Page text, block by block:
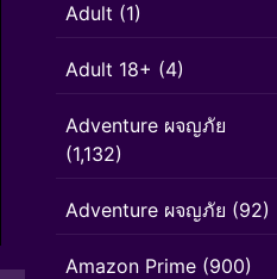
Adult (1)
Adult 18+ (4)
Adventure ผจญภัย
(1,132)
Adventure ผจญภัย (92)
Amazon Prime (900)